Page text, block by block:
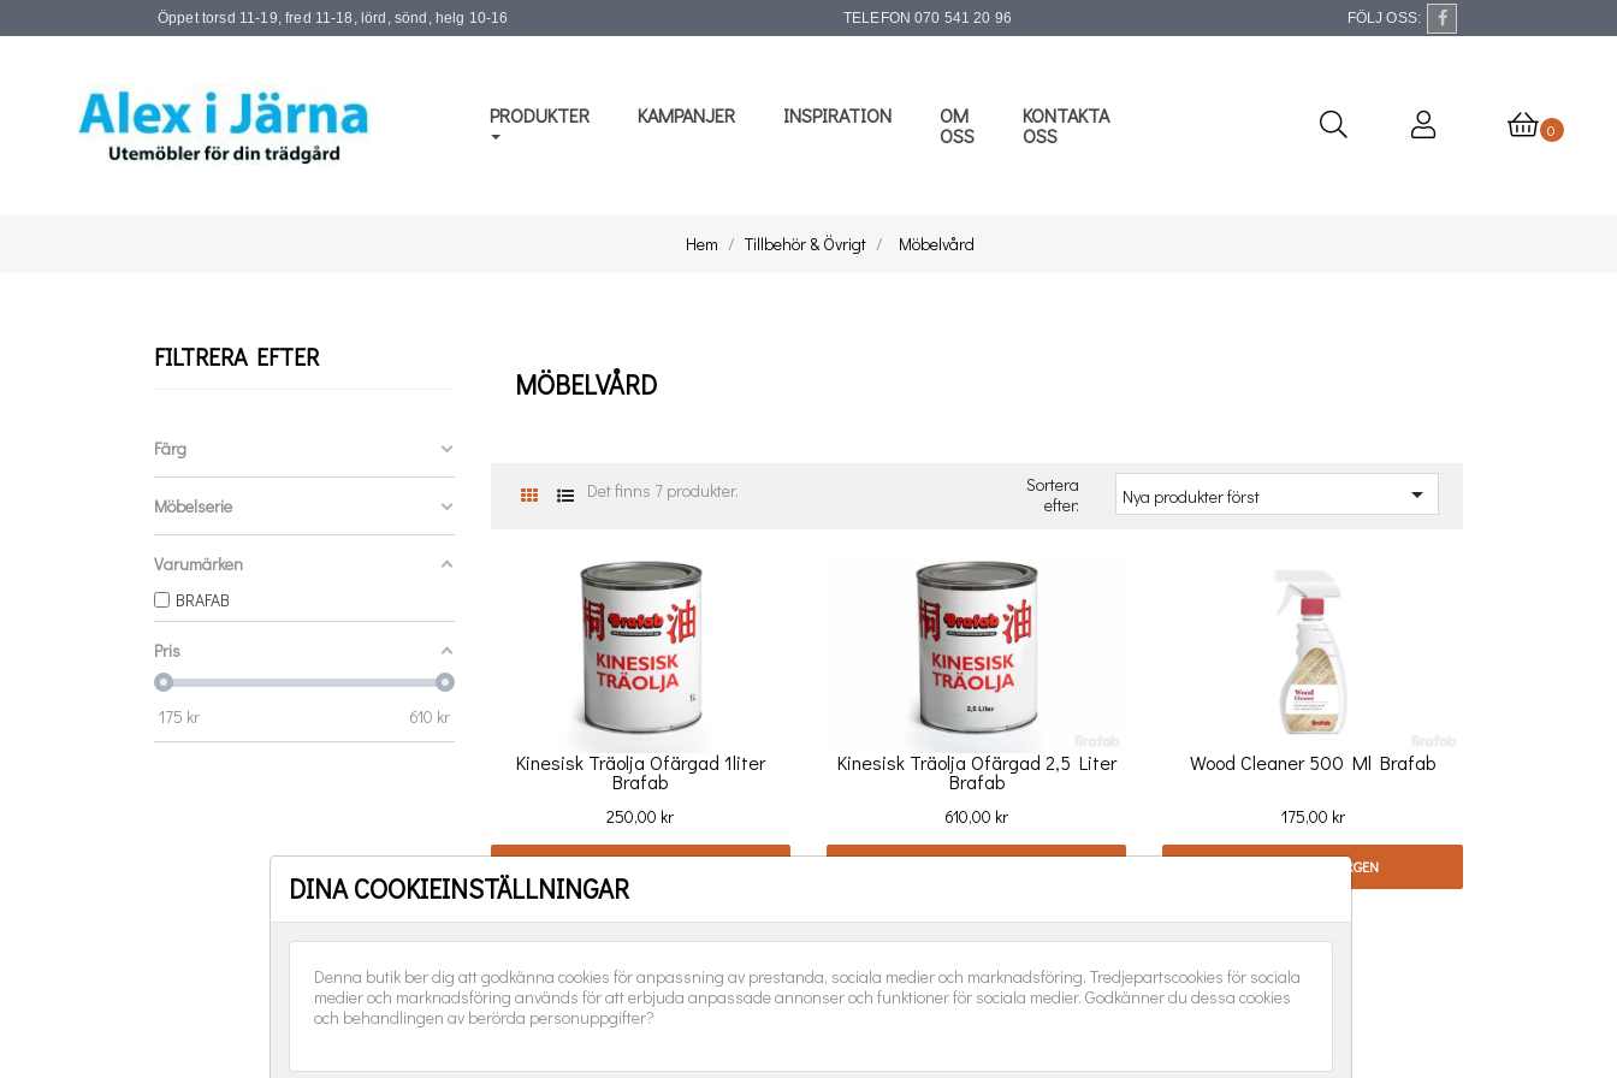
Öppet torsd 11-19, fred 11-18, lörd, sönd, helg 10-16 TELEFON 070 541 20 96 FÖLJ OSS:
PRODUKTER KAMPANJER INSPIRATION
OM
OSS
KONTAKTA
OSS
0
Hem Tillbehör & Övrigt Möbelvård
FILTRERA EFTER
Färg
Möbelserie
Varumärken
BRAFAB
Pris
175 kr 610 kr
MÖBELVÅRD
Det finns 7 produkter.
Sortera
efter:
Nya produkter först 
Kinesisk Träolja Ofärgad 1liter
Brafab
Pris
250,00 kr
Kinesisk Träolja Ofärgad 2,5 Liter
Brafab
Pris
610,00 kr
Wood Cleaner 500 Ml Brafab
Pris
175,00 kr
LÄGG I VARUKORGEN
DINA COOKIEINSTÄLLNINGAR
Denna butik ber dig att godkänna cookies för anpassning av prestanda, sociala medier och marknadsföring. Tredjepartscookies för sociala
medier och marknadsföring används för att erbjuda anpassade annonser och funktioner för sociala medier. Godkänner du dessa cookies
och behandlingen av berörda personuppgifter?